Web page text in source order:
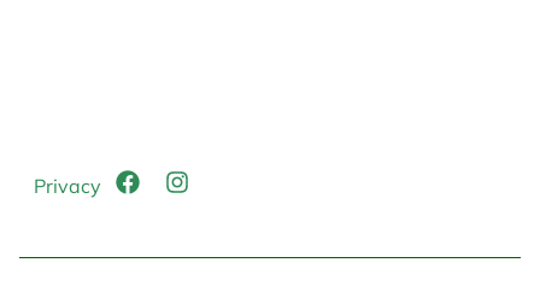
Privacy